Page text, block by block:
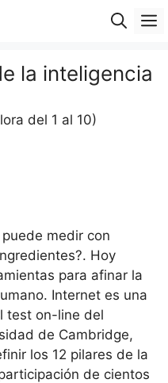
la inteligencia
del 1 al 10)
medir con
Hoy
para afinar la
Internet es una
test on-line del
de Cambridge,
los 12 pilares de la
de cientos